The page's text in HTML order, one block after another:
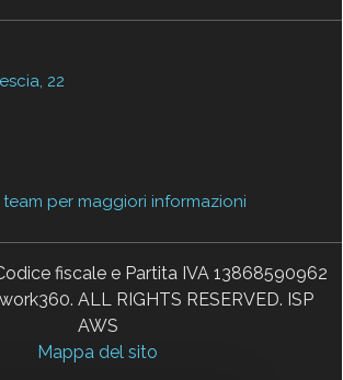
22
per maggiori informazioni
fiscale e Partita IVA 13868590962
ALL RIGHTS RESERVED. ISP
AWS
Mappa del sito